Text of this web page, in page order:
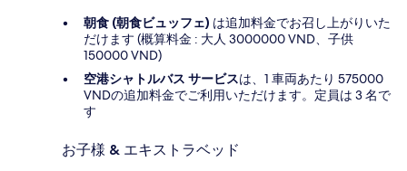
朝食 (朝食ビュッフェ) は追加料金でお召し上がりいた
だけます (概算料金 : 大人 3000000 VND、子供
150000 VND)
空港シャトルバス サービスは、1 車両あたり 575000
VNDの追加料金でご利用いただけます。定員は 3 名で
す
お子様 & エキストラベッド